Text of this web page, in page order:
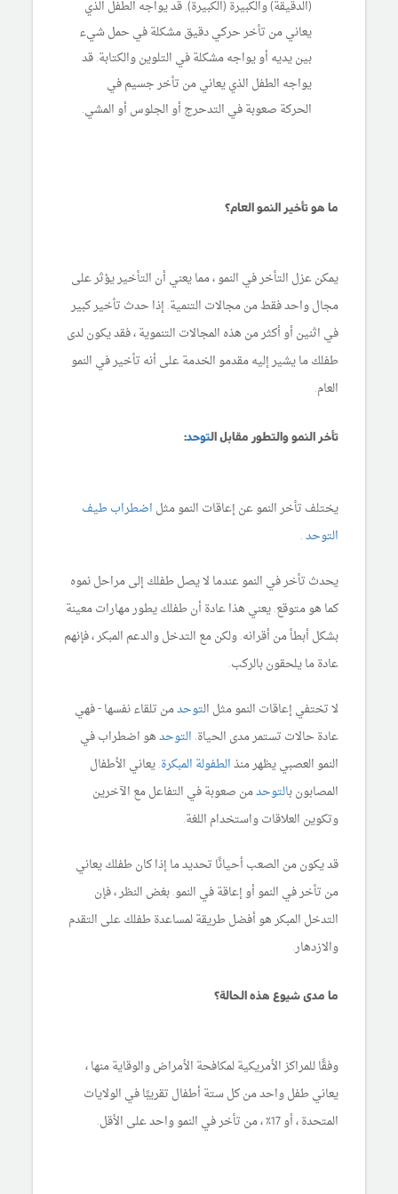
(الدقيقة) والكبيرة (الكبيرة). قد يواجه الطفل الذي
يعاني من تأخر حركي دقيق مشكلة في حمل شيء
بين يديه أو يواجه مشكلة في التلوين والكتابة. قد
يواجه الطفل الذي يعاني من تأخر جسيم في
الحركة صعوبة في التدحرج أو الجلوس أو المشي.
ما هو تأخير النمو العام؟
يمكن عزل التأخر في النمو ، مما يعني أن التأخير يؤثر على
مجال واحد فقط من مجالات التنمية. إذا حدث تأخير كبير
في اثنين أو أكثر من هذه المجالات التنموية ، فقد يكون لدى
طفلك ما يشير إليه مقدمو الخدمة على أنه تأخير في النمو
العام.
تأخر النمو والتطور مقابل التوحد:
يختلف تأخر النمو عن إعاقات النمو مثل اضطراب طيف
التوحد.
يحدث تأخر في النمو عندما لا يصل طفلك إلى مراحل نموه
كما هو متوقع. يعني هذا عادة أن طفلك يطور مهارات معينة
بشكل أبطأ من أقرانه. ولكن مع التدخل والدعم المبكر ، فإنهم
عادة ما يلحقون بالركب.
لا تختفي إعاقات النمو مثل التوحدمن تلقاء نفسها - فهي
عادة حالات تستمر مدى الحياة. التوحدهو اضطراب في
النمو العصبي يظهر منذالطفولة المبكرة. يعاني الأطفال
المصابون بالتوحدمن صعوبة في التفاعل مع الآخرين
وتكوين العلاقات واستخدام اللغة.
قد يكون من الصعب أحيانًا تحديد ما إذا كان طفلك يعاني
من تأخر في النمو أو إعاقة في النمو. بغض النظر ، فإن
التدخل المبكر هو أفضل طريقة لمساعدة طفلك على التقدم
والازدهار.
ما مدى شيوع هذه الحالة؟
وفقًا للمراكز الأمريكية لمكافحة الأمراض والوقاية منها ،
يعاني طفل واحد من كل ستة أطفال تقريبًا في الولايات
المتحدة ، أو 17٪ ، من تأخر في النمو واحد على الأقل.